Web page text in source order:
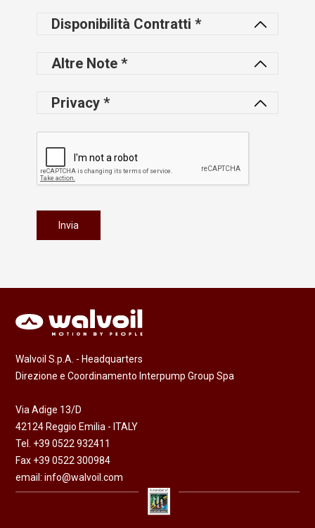
Disponibilità Contratti *
Altre Note *
Privacy *
Walvoil S.p.A. - Headquarters
Direzione e Coordinamento Interpump Group Spa
Via Adige 13/D
42124 Reggio Emilia - ITALY
Tel. +39 0522 932411
Fax +39 0522 300984
email:info@walvoil.com